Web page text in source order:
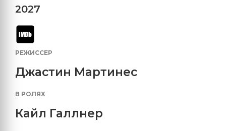
2027
РЕЖИССЕР
Джастин Мартинес
В РОЛЯХ
Кайл Галлнер